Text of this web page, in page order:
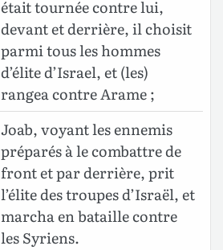
était tournée contre lui,
devant et derrière, il choisit
parmi tous les hommes
d’élite d’Israel, et (les)
rangea contre Arame ;
Joab, voyant les ennemis
préparés à le combattre de
front et par derrière, prit
l’élite des troupes d’Israël, et
marcha en bataille contre
les Syriens.